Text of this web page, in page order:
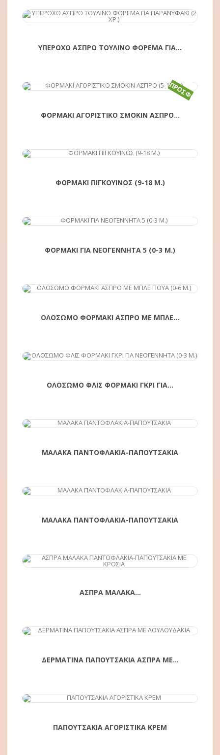
ΥΠΕΡΟΧΟ ΑΣΠΡΟ ΤΟΥΛΙΝΟ ΦΟΡΕΜΑ ΓΙΑ...
ΑΓΟΡΆ
ΦΟΡΜΑΚΙ ΑΓΟΡΙΣΤΙΚΟ ΣΜΟΚΙΝ ΑΣΠΡΟ...
ΠΡΟΣΦΟΡΆ!
ΑΓΟΡΆ
ΦΟΡΜΑΚΙ ΠΙΓΚΟΥΙΝΟΣ (9-18 Μ.)
ΦΟΡΜΑΚΙ ΓΙΑ ΝΕΟΓΕΝΝΗΤΑ 5 (0-3 Μ.)
ΑΓΟΡΆ
ΟΛΟΣΩΜΟ ΦΟΡΜΑΚΙ ΑΣΠΡΟ ΜΕ ΜΠΛΕ...
ΑΓΟΡΆ
ΟΛΟΣΩΜΟ ΦΛΙΣ ΦΟΡΜΑΚΙ ΓΚΡΙ ΓΙΑ...
ΑΓΟΡΆ
ΜΑΛΑΚΑ ΠΑΝΤΟΦΛΑΚΙΑ-ΠΑΠΟΥΤΣΑΚΙΑ
ΑΓΟΡΆ
ΜΑΛΑΚΑ ΠΑΝΤΟΦΛΑΚΙΑ-ΠΑΠΟΥΤΣΑΚΙΑ
ΑΓΟΡΆ
ΑΣΠΡΑ ΜΑΛΑΚΑ...
ΑΓΟΡΆ
ΔΕΡΜΑΤΙΝΑ ΠΑΠΟΥΤΣΑΚΙΑ ΑΣΠΡΑ ΜΕ...
ΑΓΟΡΆ
ΠΑΠΟΥΤΣΑΚΙΑ ΑΓΟΡΙΣΤΙΚΑ ΚΡΕΜ